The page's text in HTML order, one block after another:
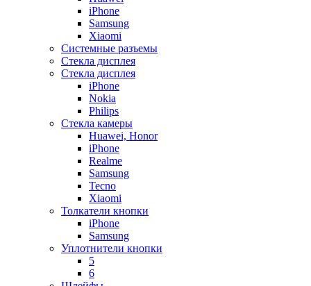
iPhone
Samsung
Xiaomi
Системные разъемы
Стекла дисплея
Стекла дисплея
iPhone
Nokia
Philips
Стекла камеры
Huawei, Honor
iPhone
Realme
Samsung
Tecno
Xiaomi
Толкатели кнопки
iPhone
Samsung
Уплотнители кнопки
5
6